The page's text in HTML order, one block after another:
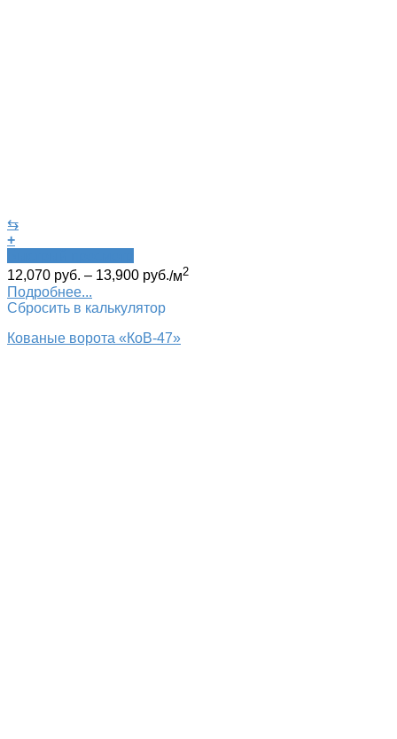
⇆
+
12,070 руб. – 13,900 руб./м2
Подробнее...
Сбросить в калькулятор
Кованые ворота «КоВ-47»